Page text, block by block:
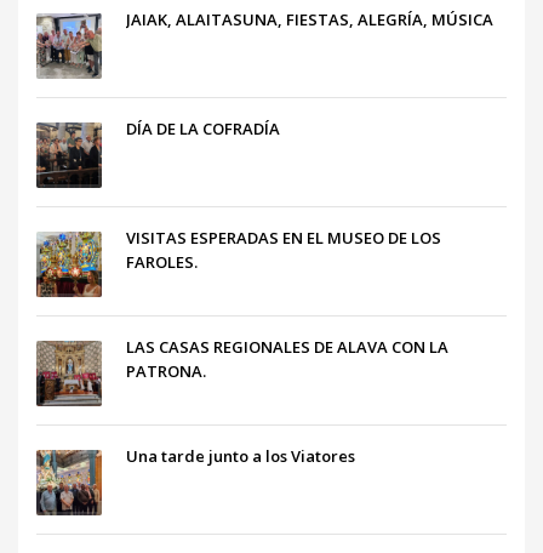
JAIAK, ALAITASUNA, FIESTAS, ALEGRÍA, MÚSICA
DÍA DE LA COFRADÍA
VISITAS ESPERADAS EN EL MUSEO DE LOS
FAROLES.
LAS CASAS REGIONALES DE ALAVA CON LA
PATRONA.
Una tarde junto a los Viatores